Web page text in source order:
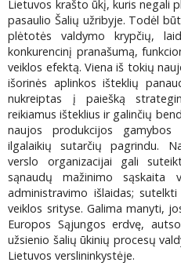
Lietuvos krašto ūkį, kuris negali
pasaulio Šalių užribyje. Todėl
plėtotės valdymo krypčių,
konkurencinį pranašumą,
veiklos efektą. Viena iš tokių
išorinės aplinkos išteklių
nukreiptas į paiešką
reikiamus išteklius ir galinčių
naujos produkcijos
ilgalaikių sutarčių pagrindu.
verslo organizacijai gali
sąnaudų mažinimo sąskaita
administravimo išlaidas;
veiklos srityse. Galima manyti,
Europos Sąjungos erdvę,
užsienio šalių ūkinių procesų
Lietuvos verslininkystėje.